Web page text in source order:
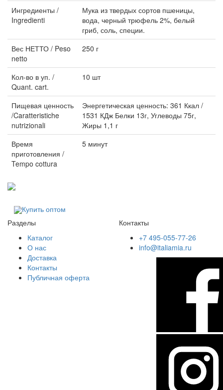
Ингредиенты /
Ingredienti
Мука из твердых сортов пшеницы,
вода, черный трюфель 2%, белый
гриб, соль, специи.
Вес НЕТТО / Peso
netto
250 г
Кол-во в уп. /
Quant. cart.
10 шт
Пищевая ценность
/Caratteristiche
nutrizionali
Энергетическая ценность: 361 Ккал /
1531 КДж Белки 13г, Углеводы 75г,
Жиры 1,1 г
Время
приготовления /
Tempo cottura
5 минут
Купить оптом
Разделы
Каталог
О нас
Доставка
Контакты
Публичная оферта
Контакты
+7 495-055-77-26
info@italiamia.ru